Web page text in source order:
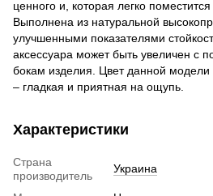
ценного и, которая легко
Выполнена из натуральной
улучшенными показателями
аксессуара может быть увеличен с
бокам изделия. Цвет данной
– гладкая и приятная на ощупь.
Характеристики
Страна
производитель
Украина